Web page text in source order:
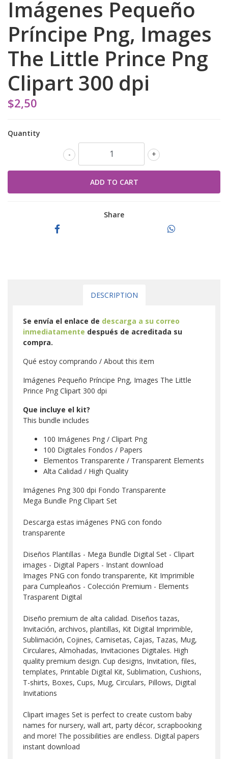
Imágenes Pequeño
Príncipe Png, Images
The Little Prince Png
Clipart 300 dpi
$2,50
Quantity
+
-
Share
DESCRIPTION
Se envía el enlace de descarga a su correo
inmediatamente después de acreditada su
compra.
Qué estoy comprando / About this item
Imágenes Pequeño Príncipe Png, Images The Little
Prince Png Clipart 300 dpi
Que incluye el kit?
This bundle includes
100 Imágenes Png / Clipart Png
100 Digitales Fondos / Papers
Elementos Transparente / Transparent Elements
Alta Calidad / High Quality
Imágenes Png 300 dpi Fondo Transparente
Mega Bundle Png Clipart Set
Descarga estas imágenes PNG con fondo
transparente
Diseños Plantillas - Mega Bundle Digital Set - Clipart
images - Digital Papers - Instant download
Images PNG con fondo transparente, Kit Imprimible
para Cumpleaños - Colección Premium - Elements
Trasparent Digital
Diseño premium de alta calidad. Diseños tazas,
Invitación, archivos, plantillas, Kit Digital Imprimible,
Sublimación, Cojines, Camisetas, Cajas, Tazas, Mug,
Circulares, Almohadas, Invitaciones Digitales. High
quality premium design. Cup designs, Invitation, files,
templates, Printable Digital Kit, Sublimation, Cushions,
T-shirts, Boxes, Cups, Mug, Circulars, Pillows, Digital
Invitations
Clipart images Set is perfect to create custom baby
names for nursery, wall art, party décor, scrapbooking
and more! The possibilities are endless. Digital papers
instant download